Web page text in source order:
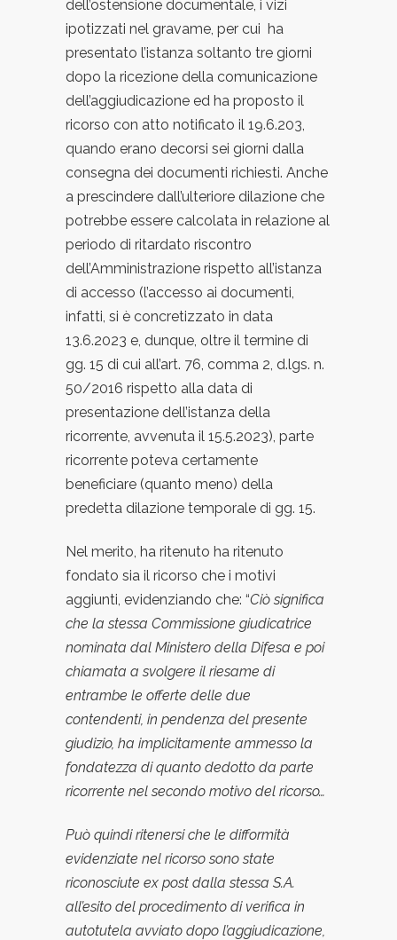
dell’ostensione documentale, i vizi
ipotizzati nel gravame, per cui ha
presentato l’istanza soltanto tre giorni
dopo la ricezione della comunicazione
dell’aggiudicazione ed ha proposto il
ricorso con atto notificato il 19.6.203,
quando erano decorsi sei giorni dalla
consegna dei documenti richiesti. Anche
a prescindere dall’ulteriore dilazione che
potrebbe essere calcolata in relazione al
periodo di ritardato riscontro
dell’Amministrazione rispetto all’istanza
di accesso (l’accesso ai documenti,
infatti, si è concretizzato in data
13.6.2023 e, dunque, oltre il termine di
gg. 15 di cui all’art. 76, comma 2, d.lgs. n.
50/2016 rispetto alla data di
presentazione dell’istanza della
ricorrente, avvenuta il 15.5.2023), parte
ricorrente poteva certamente
beneficiare (quanto meno) della
predetta dilazione temporale di gg. 15.
Nel merito, ha ritenuto ha ritenuto
fondato sia il ricorso che i motivi
aggiunti, evidenziando che: “Cio significa
che la stessa Commissione giudicatrice
nominata dal Ministero della Difesa e poi
chiamata a svolgere il riesame di
entrambe le offerte delle due
contendenti, in pendenza del presente
giudizio, ha implicitamente ammesso la
fondatezza di quanto dedotto da parte
ricorrente nel secondo motivo del ricorso…
Puo quindi ritenersi che le difformita
evidenziate nel ricorso sono state
riconosciute ex post dalla stessa S.A.
all’esito del procedimento di verifica in
autotutela avviato dopo l’aggiudicazione,